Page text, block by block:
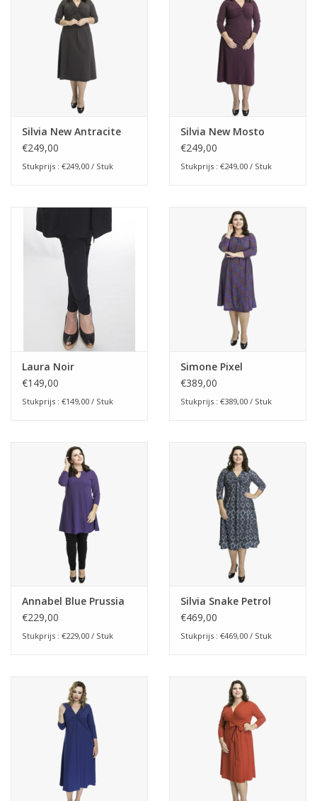
Silvia New Antracite
€249,00
Stukprijs : €249,00 / Stuk
Silvia New Mosto
€249,00
Stukprijs : €249,00 / Stuk
Laura Noir
€149,00
Stukprijs : €149,00 / Stuk
Simone Pixel
€389,00
Stukprijs : €389,00 / Stuk
Annabel Blue Prussia
€229,00
Stukprijs : €229,00 / Stuk
Silvia Snake Petrol
€469,00
Stukprijs : €469,00 / Stuk